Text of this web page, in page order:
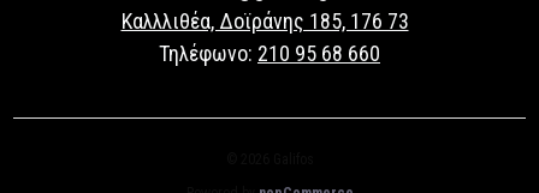
Καλλλιθέα, Δοϊράνης 185, 176 73
Τηλέφωνο: 210 95 68 660